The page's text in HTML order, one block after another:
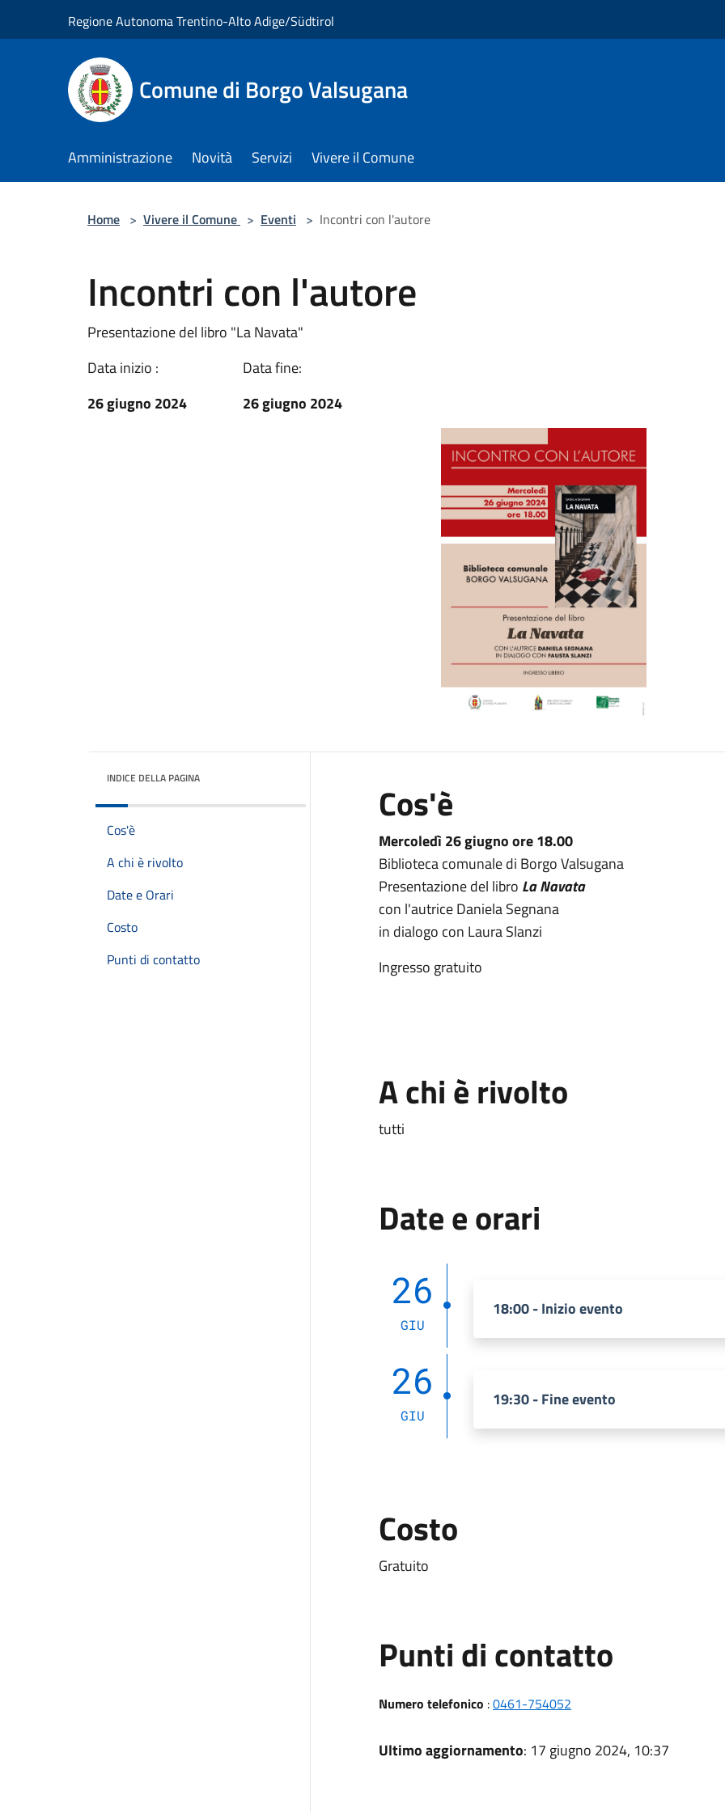
Regione Autonoma Trentino-Alto Adige/Südtirol
Comune di Borgo Valsugana
Amministrazione Novità Servizi Vivere il Comune
Home > Vivere il Comune > Eventi > Incontri con l'autore
Incontri con l'autore
Presentazione del libro "La Navata"
Data inizio :
26 giugno 2024
Data fine:
26 giugno 2024
INDICE DELLA PAGINA
Cos'è
A chi è rivolto
Date e Orari
Costo
Punti di contatto
Cos'è
Mercoledì 26 giugno ore 18.00
Biblioteca comunale di Borgo Valsugana
Presentazione del libro La Navata
con l'autrice Daniela Segnana
in dialogo con Laura Slanzi
Ingresso gratuito
A chi è rivolto
tutti
Date e orari
26
GIU
18:00 - Inizio evento
26
GIU
19:30 - Fine evento
Costo
Gratuito
Punti di contatto
Numero telefonico :0461-754052
Ultimo aggiornamento: 17 giugno 2024, 10:37